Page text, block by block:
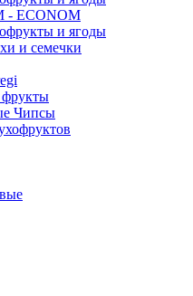
ECONOM
и ягоды
и семечки
Чипсы